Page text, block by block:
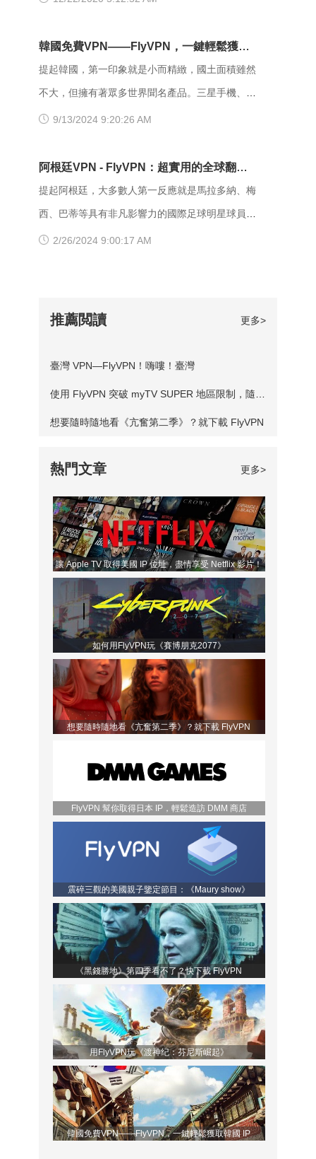
PlayStation 4，PlayStation 5，Stadia，Xbox One
以及Xbox Series X和S上發布。 開發人員：
Ubisoft Quebec 出版商：Ubisoft 導演：斯科特·菲
利普斯（Scott Phillips） 作家：Jeffrey Yohalem
韓國免費VPN——FlyVPN，一鍵輕鬆獲取
韓國 IP
提起韓國，第一印象就是小而精緻，國土面積雖然
不大，但擁有著眾多世界聞名產品。三星手機、醫
美、護膚品、韓劇、網遊等等，印象中的韓國，似
的經典吃法：啤酒配炸雞也是隨著韓劇而傳播開
來。當然最受全球網友歡迎的還是韓國的網遊，不
少海外玩家經常借助多個 VPN 跨服玩韓國網遊，
因此一款穩定強大的韓國 VPN 對海外玩家們來說
國的防火牆設置，來自境外的用戶通常會被遮罩，
紛選擇 VPN 獲取韓國 IP 地址，從而自由的跨服玩
遊戲。雖然眾多玩家通過 VPN 實現了跨服玩韓
服，但仍然存在的一個致命的缺點——網路延遲，
求。 在這裏推薦 F
9/13/2024 9:20:26 AM
阿根廷VPN - FlyVPN：超實用的全球翻牆
軟體，輕鬆獲取阿根廷ip地址
提起阿根廷，大多數人第一反應就是馬拉多納、梅
西、巴蒂等具有非凡影響力的國際足球明星球員。
確實，作為世界足球強國之一，阿根廷這個國家有
佈消息稱：2020年的美洲杯將在阿根廷和哥倫比
借助VPN軟體，這裏推薦的是FlyVPN，一鍵獲取
阿根廷ip地址，輕鬆觀看阿根廷足球直播。 阿根
遊國家，它的旅遊業業十分達到。根據聯邦警察局
外國遊客277萬人。阿根廷，全國有著41個自然保
護區，伊瓜蘇大瀑布、莫雷諾冰川等都是全世界聞
名的景點。境外遊客前往阿根廷旅遊，必備一款
VPN軟體，隨時隨地登錄阿
2/26/2024 9:00:17 AM
推薦閲讀 更多>
臺灣 VPN—FlyVPN！嗨嘍！臺灣
想要隨時隨地看《亢奮第二季》？就下載 FlyVPN
熱門文章 更多>
讓 Apple TV 取得美國 IP 位址，盡情享受 Netflix 影片！
如何用FlyVPN玩《賽博朋克2077》
想要隨時隨地看《亢奮第二季》？就下載 FlyVPN
FlyVPN 幫你取得日本 IP，輕鬆造訪 DMM 商店
震碎三觀的美國親子鑒定節目：《Maury show》
《黑錢勝地》第四季看不了？快下載 FlyVPN
用FlyVPN玩《渡神纪：芬尼斯崛起》
韓國免費VPN——FlyVPN，一鍵輕鬆獲取韓國 IP